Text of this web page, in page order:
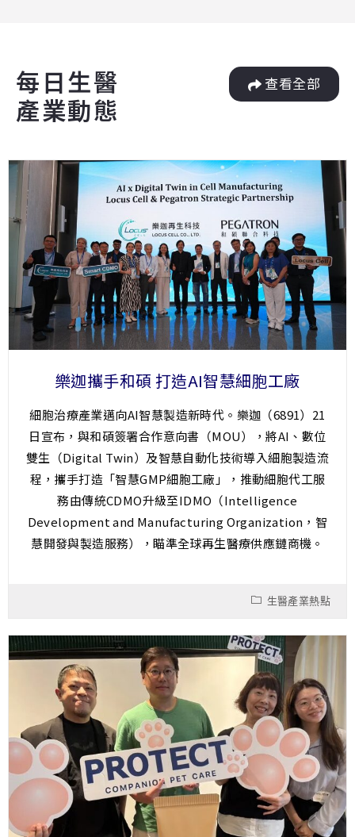
每日生醫
產業動態
查看全部
樂迦攜手和碩 打造AI智慧細胞工廠
細胞治療產業邁向AI智慧製造新時代。樂迦（6891）21
日宣布，與和碩簽署合作意向書（MOU），將AI、數位
雙生（Digital Twin）及智慧自動化技術導入細胞製造流
程，攜手打造「智慧GMP細胞工廠」，推動細胞代工服
務由傳統CDMO升級至IDMO（Intelligence
Development and Manufacturing Organization，智
慧開發與製造服務），瞄準全球再生醫療供應鏈商機。
生醫產業熱點